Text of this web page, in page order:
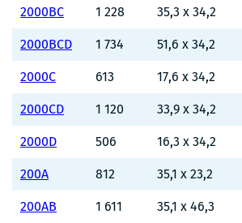
2000BC 1 228 35,3 x 34,2
2000BCD 1 734 51,6 x 34,2
2000C 613 17,6 x 34,2
2000CD 1 120 33,9 x 34,2
2000D 506 16,3 x 34,2
200A 812 35,1 x 23,2
200AB 1 611 35,1 x 46,3